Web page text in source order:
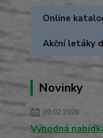
Online
Akční letáky
Novinky
09.02.2026
Výhodná